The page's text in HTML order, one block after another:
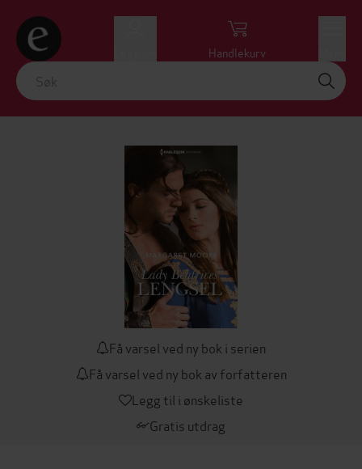
Handlekurv
Få varsel ved ny bok i serien
Få varsel ved ny bok av forfatteren
Legg til i ønskeliste
Gratis utdrag